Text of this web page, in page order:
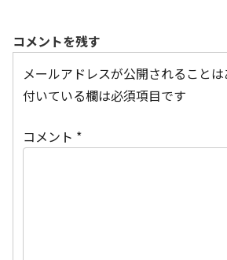
コメントを残す
メールアドレスが公開されることは
付いている欄は必須項目です
コメント *